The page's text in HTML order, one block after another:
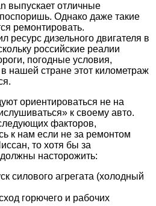
выпускает отличные
Однако даже такие
ремонтировать.
ресурс дизельного двигателя в
российские реалии
погодные условия,
в нашей стране этот километраж
ориентироваться не на
к своему авто.
факторов,
к нам если не за ремонтом
то хотя бы за
насторожить:
силового агрегата (холодный
горючего и рабочих